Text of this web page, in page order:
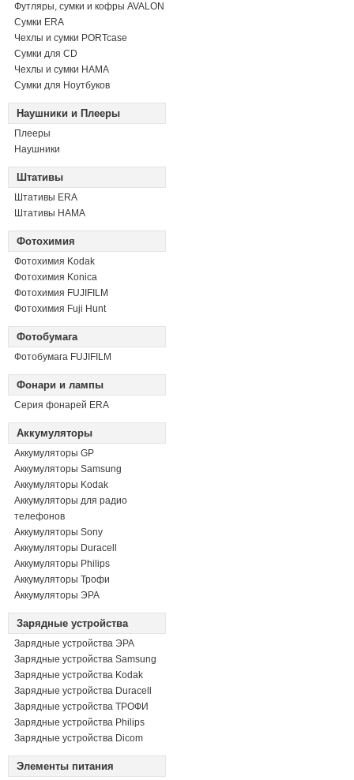
Футляры, сумки и кофры AVALON
Сумки ERA
Чехлы и сумки PORTcase
Сумки для CD
Чехлы и сумки HAMA
Сумки для Ноутбуков
Наушники и Плееры
Плееры
Наушники
Штативы
Штативы ERA
Штативы HAMA
Фотохимия
Фотохимия Kodak
Фотохимия Konica
Фотохимия FUJIFILM
Фотохимия Fuji Hunt
Фотобумага
Фотобумага FUJIFILM
Фонари и лампы
Серия фонарей ERA
Аккумуляторы
Аккумуляторы GP
Аккумуляторы Samsung
Аккумуляторы Kodak
Аккумуляторы для радио
телефонов
Аккумуляторы Sony
Аккумуляторы Duracell
Аккумуляторы Philips
Аккумуляторы Трофи
Аккумуляторы ЭРА
Зарядные устройства
Зарядные устройства ЭРА
Зарядные устройства Samsung
Зарядные устройства Kodak
Зарядные устройства Duracell
Зарядные устройства ТРОФИ
Зарядные устройства Philips
Зарядные устройства Dicom
Элементы питания